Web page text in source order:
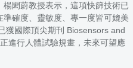
閎蔚教授表示，這項快篩技術已
確度、靈敏度、專一度皆可媲美
獲國際頂尖期刊 Biosensors and
進行人體試驗規畫，未來可望應